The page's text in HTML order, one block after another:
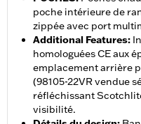
poche intérieure de
zippée avec port
Additional Features:
homologuées CE aux
emplacement arrière
(98105-22VR vendue
réfléchissant
visibilité.